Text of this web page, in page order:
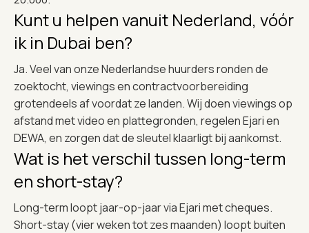
Kunt u helpen vanuit Nederland, vóór
ik in Dubai ben?
Ja. Veel van onze Nederlandse huurders ronden de
zoektocht, viewings en contractvoorbereiding
grotendeels af voordat ze landen. Wij doen viewings op
afstand met video en plattegronden, regelen Ejari en
DEWA, en zorgen dat de sleutel klaarligt bij aankomst.
Wat is het verschil tussen long-term
en short-stay?
Long-term loopt jaar-op-jaar via Ejari met cheques.
Short-stay (vier weken tot zes maanden) loopt buiten